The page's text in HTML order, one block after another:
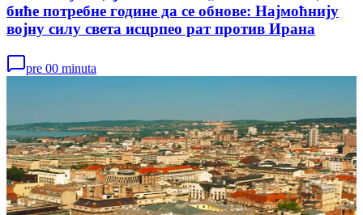
биће потребне године да се обнове: Најмоћнију
војну силу света исцрпео рат против Ирана
pre 00 minuta